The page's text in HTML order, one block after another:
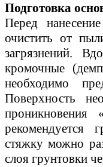
Подготовка
Перед
очистить от
загрязнений.
кромочные
необходимо
Поверхность
проникновения
рекомендуется
стяжку можно
слоя грунтовки